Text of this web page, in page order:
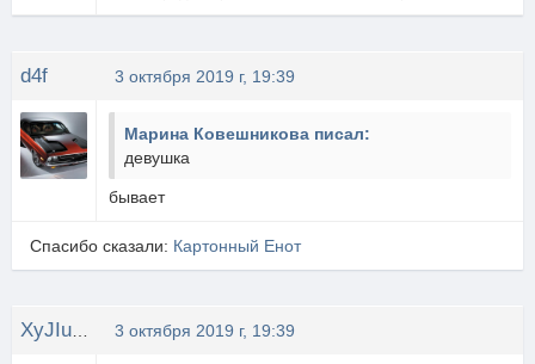
d4f 3 октября 2019 г, 19:39
Марина Ковешникова писал:
девушка
бывает
Спасибо сказали: Картонный Енот
3 октября 2019 г, 19:39